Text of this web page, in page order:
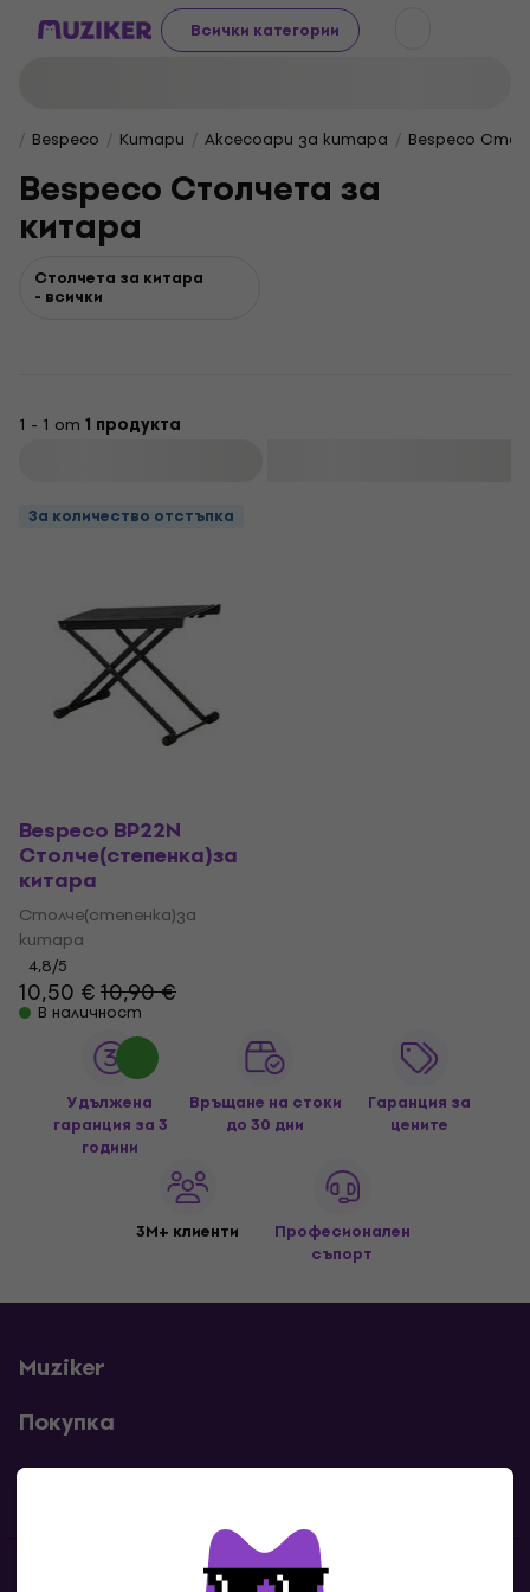
Всички категории
Bespeco Китари Аксесоари за китара Bespeco
Bespeco Столчета за
китара
Столчета за китара
- всички
1 - 1 от 1 продукта
За количество отстъпка
Bespeco BP22N
Столче(степенка)за
китара
Столче(степенка)за
китара
4,8/5
10,50 €10,90 €
В наличност
Удължена
гаранция за 3
години
Връщане на стоки
до 30 дни
Гаранция за
цените
3M+ клиенти
Професионален
съпорт
Muziker
Покупка
Полезни линкове